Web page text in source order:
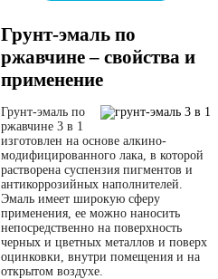
Грунт-эмаль по
ржавчине – свойства и
применение
Грунт-эмаль по
ржавчине 3 в 1
изготовлен на основе алкино-
модифицированного лака, в которой
растворена суспензия пигментов и
антикоррозийных наполнителей.
Эмаль имеет широкую сферу
применения, ее можно наносить
непосредственно на поверхность
черных и цветных металлов и поверх
оцинковки, внутри помещения и на
открытом воздухе.